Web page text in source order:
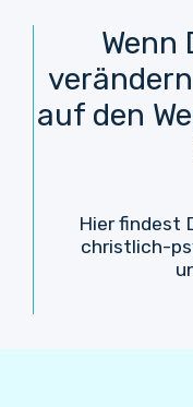
Wenn
auf den
Hier findest
christlich-